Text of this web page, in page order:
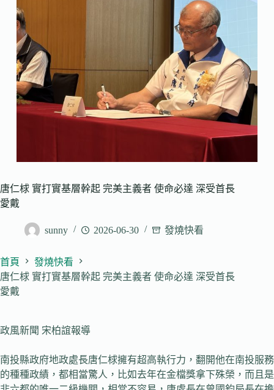
唐仁梂 實打實基層幹起 完美主義者 使命必達 深受首長
愛戴
sunny 2026-06-30 發燒快看
首頁
發燒快看
唐仁梂 實打實基層幹起 完美主義者 使命必達 深受首長
愛戴
政風新聞 宋柏誼報導
南投縣政府地政處長唐仁梂擁有超高執行力，翻開他在南投服務
的種種政績，都相當驚人，比如去年在金檔獎拿下殊榮，而且是